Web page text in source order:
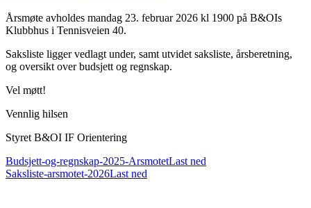
Årsmøte avholdes mandag 23. februar 2026 kl 1900 på B&OIs
Klubbhus i Tennisveien 40.
Saksliste ligger vedlagt under, samt utvidet saksliste, årsberetning,
og oversikt over budsjett og regnskap.
Vel møtt!
Vennlig hilsen
Styret B&OI IF Orientering
Budsjett-og-regnskap-2025-ArsmotetLast ned
Saksliste-arsmotet-2026Last ned